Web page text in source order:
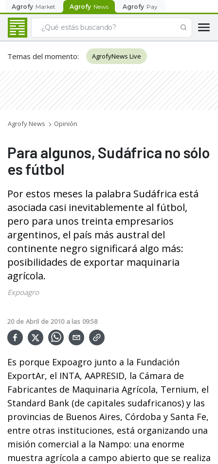
Agrofy Market Agrofy News Agrofy Pay
Temas del momento: AgrofyNews Live
Agrofy News Opinión
Para algunos, Sudáfrica no sólo
es fútbol
Por estos meses la palabra Sudáfrica está
asociada casi inevitablemente al fútbol,
pero para unos treinta empresarios
argentinos, el país más austral del
continente negro significará algo más:
posibilidades de exportar maquinaria
agrícola.
Expoagro
20 de Abril de 2010 a las 09:58
Es porque Expoagro junto a la Fundación
ExportAr, el INTA, AAPRESID, la Cámara de
Fabricantes de Maquinaria Agrícola, Ternium, el
Standard Bank (de capitales sudafricanos) y las
provincias de Buenos Aires, Córdoba y Santa Fe,
entre otras instituciones, está organizando una
misión comercial a la Nampo: una enorme
muestra agrícola a campo abierto que se realiza